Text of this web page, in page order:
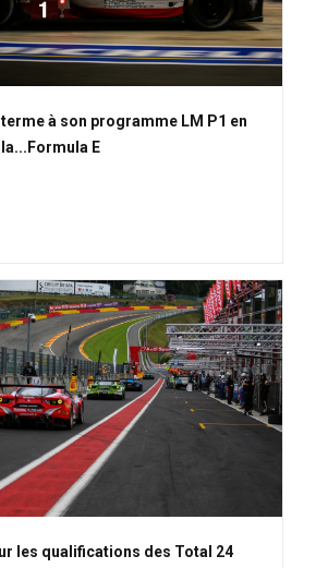
à son programme LM P1 en
E
les qualifications des Total 24